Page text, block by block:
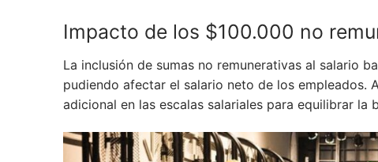
Impacto de los $100.000 no
La inclusión de sumas no remunerativas al salario
pudiendo afectar el salario neto de los empleados.
adicional en las escalas salariales para equilibrar la